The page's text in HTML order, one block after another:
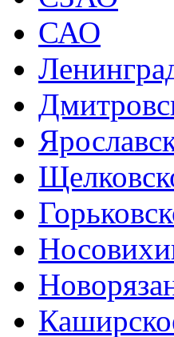
САО